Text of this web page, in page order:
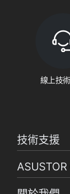
線上技
技術支援